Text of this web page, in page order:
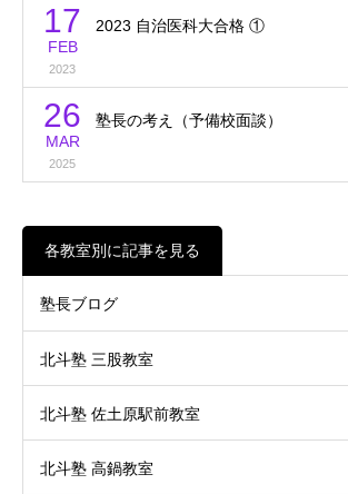
17
FEB
2023
2023 自治医科大合格 ①
26
MAR
2025
塾長の考え（予備校面談）
各教室別に記事を見る
塾長ブログ
北斗塾 三股教室
北斗塾 佐土原駅前教室
北斗塾 高鍋教室